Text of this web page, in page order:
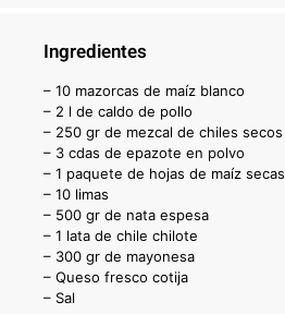
Ingredientes
– 10 mazorcas de maíz blanco
– 2 l de caldo de pollo
– 250 gr de mezcal de chiles secos
– 3 cdas de epazote en polvo
– 1 paquete de hojas de maíz secas
– 10 limas
– 500 gr de nata espesa
– 1 lata de chile chilote
– 300 gr de mayonesa
– Queso fresco cotija
– Sal